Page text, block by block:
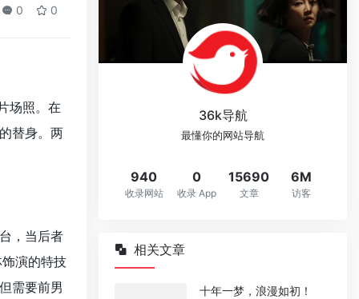
0 0
场照。在
替身。两
，当后者
演的特技
需要前男
36k导航
最懂你的网站导航
940
收录网站
0
收录 App
15690
文章
6M
访客
相关文章
十年一梦，浪漫如初！